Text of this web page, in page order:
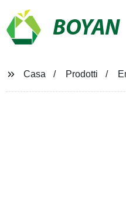
BOYAN
Casa Prodotti